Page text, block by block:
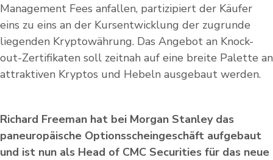
Management Fees anfallen, partizipiert der Käufer
eins zu eins an der Kursentwicklung der zugrunde
liegenden Kryptowährung. Das Angebot an Knock-
out-Zertifikaten soll zeitnah auf eine breite Palette an
attraktiven Kryptos und Hebeln ausgebaut werden.
Richard Freeman hat bei Morgan Stanley das
paneuropäische Optionsscheingeschäft aufgebaut
und ist nun als Head of CMC Securities für das neue